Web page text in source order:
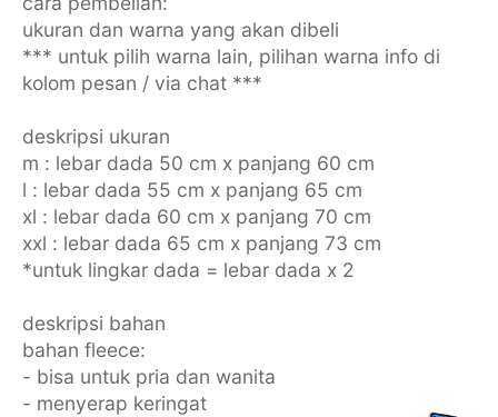
ukuran dan warna yang akan dibeli
*** untuk pilih warna lain, pilihan warna info di
kolom pesan / via chat ***
deskripsi ukuran
m : lebar dada 50 cm x panjang 60 cm
l : lebar dada 55 cm x panjang 65 cm
xl : lebar dada 60 cm x panjang 70 cm
xxl : lebar dada 65 cm x panjang 73 cm
*untuk lingkar dada = lebar dada x 2
deskripsi bahan
bahan fleece:
- bisa untuk pria dan wanita
- menyerap keringat